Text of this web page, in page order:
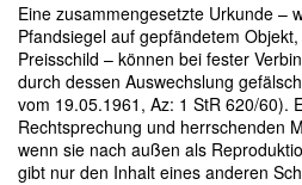
Eine zusammengesetzte Urkunde –
Pfandsiegel auf gepfändetem
Preisschild – können bei fester
durch dessen Auswechslung
vom 19.05.1961, Az: 1 StR 620/60).
Rechtsprechung und herrschenden
wenn sie nach außen als
gibt nur den Inhalt eines anderen